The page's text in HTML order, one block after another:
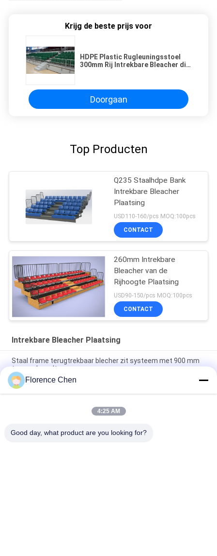
Krijg de beste prijs voor
HDPE Plastic Rugleuningsstoel
300mm Rij Intrekbare Bleacher die
Doorgaan
Top Producten
Q235 Staalhdpe Bank
Intrekbare Bleacher
Plaatsing
USD110-160/pcs MOQ:100pcs
CONTACT
260mm Intrekbare
Bleacher van de
Rijhoogte Plaatsing
USD90-150/pcs MOQ:100pcs
CONTACT
Intrekbare Bleacher Plaatsing
Staal frame terugtrekbaar blecher zit systeem met 900 mm
trappenbreedte
Handmatige of elektrische bediening Intrekbare blecherstoel
met hoogwaardige HDPE-stoel en optionele handgreep
Vloer gemonteerde stoel Makkelijk te installeren opvouwbare
Florence Chen
4:25 AM
Good day, what product are you looking for?